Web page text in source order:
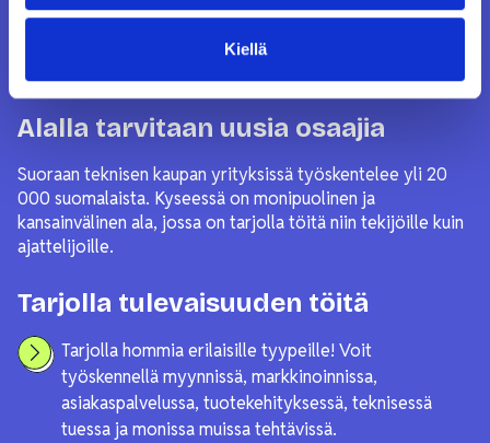
Kiellä
Sinustako teknisen kaupan
ammattilainen?
Alalla tarvitaan uusia osaajia
Suoraan teknisen kaupan yrityksissä työskentelee yli 20
000 suomalaista. Kyseessä on monipuolinen ja
kansainvälinen ala, jossa on tarjolla töitä niin tekijöille kuin
ajattelijoille.
Tarjolla tulevaisuuden töitä
Tarjolla hommia erilaisille tyypeille! Voit
työskennellä myynnissä, markkinoinnissa,
asiakaspalvelussa, tuotekehityksessä, teknisessä
tuessa ja monissa muissa tehtävissä.